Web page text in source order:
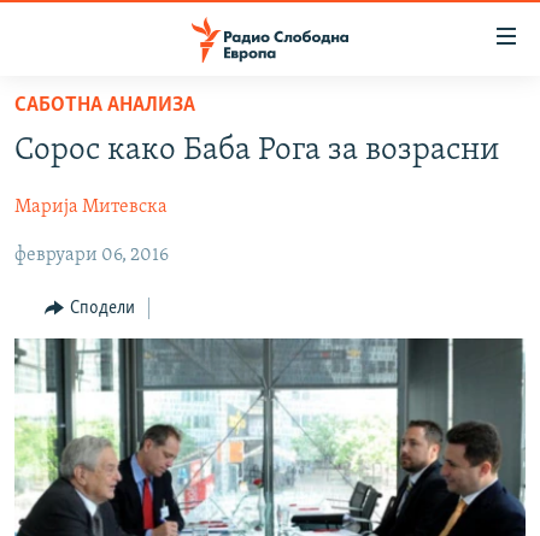
Оди
содржината
на
главната
Премини
на
пребарување
СВЕТ
ВИЗУЕЛНО
ВЕСТИ
ШТО ТРЕБА ДА ЗНАЕТЕ
ПРИЈАВИ СЕ ЗА ЊУЗЛЕТЕР
ПОДКАСТ ЗОШТО?
СЛЕДЕТЕ НЕ
САБОТНА АНАЛИЗА
Сорос како Баба Рога за возрасни
Марија Митевска
февруари 06, 2016
Сподели